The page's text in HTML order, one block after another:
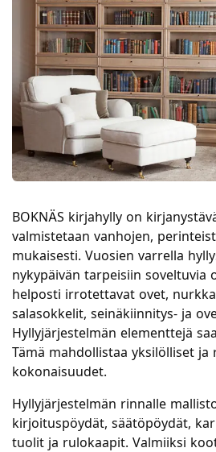
BOKNÄS kirjahylly on
valmistetaan vanhojen,
mukaisesti. Vuosien varrella
nykypäivän tarpeisiin soveltuvia
helposti irrotettavat ovet,
salasokkelit, seinäkiinnitys- ja
Hyllyjärjestelmän elementtejä
Tämä mahdollistaa yksilölliset ja
kokonaisuudet.
Hyllyjärjestelmän rinnalle
kirjoituspöydät, säätöpöydät,
tuolit ja rulokaapit. Valmiiksi